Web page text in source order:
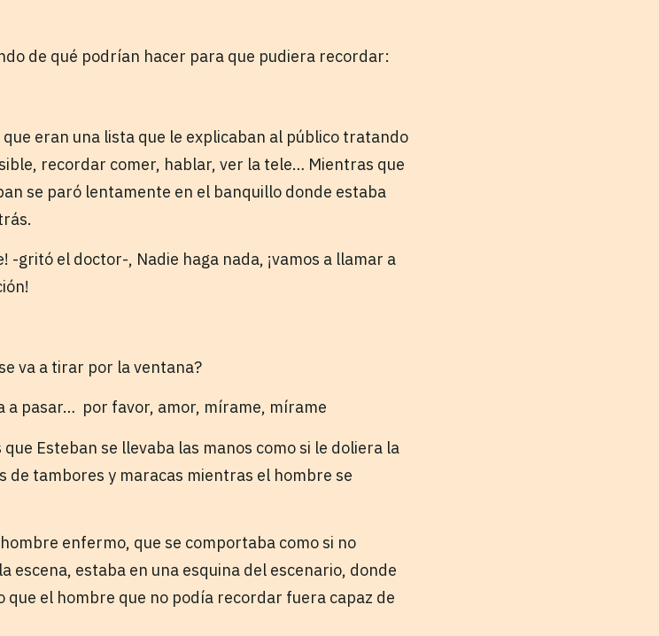
de qué podrían hacer para que pudiera recordar:
eran una lista que le explicaban al público tratando
recordar comer, hablar, ver la tele… Mientras que
se paró lentamente en el banquillo donde estaba
-gritó el doctor-, Nadie haga nada, ¡vamos a llamar a
va a tirar por la ventana?
a pasar… por favor, amor, mírame, mírame
Esteban se llevaba las manos como si le doliera la
de tambores y maracas mientras el hombre se
enfermo, que se comportaba como si no
escena, estaba en una esquina del escenario, donde
el hombre que no podía recordar fuera capaz de